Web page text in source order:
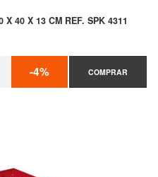
40 X 13 CM REF. SPK 4311
-4% COMPRAR